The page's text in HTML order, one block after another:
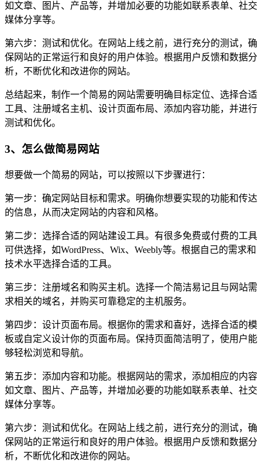
如文章、图片、产品等，并增加必要的功能如联系表单、社交
媒体分享等。
第六步：测试和优化。在网站上线之前，进行充分的测试，确
保网站的正常运行和良好的用户体验。根据用户反馈和数据分
析，不断优化和改进你的网站。
总结起来，制作一个简易的网站需要明确目标定位、选择合适
工具、注册域名主机、设计页面布局、添加内容功能，并进行
测试和优化。
3、怎么做简易网站
想要做一个简易的网站，可以按照以下步骤进行：
第一步：确定网站目标和需求。明确你想要实现的功能和传达
的信息，从而决定网站的内容和风格。
第二步：选择合适的网站建设工具。有很多免费或付费的工具
可供选择，如WordPress、Wix、Weebly等。根据自己的需求和
技术水平选择合适的工具。
第三步：注册域名和购买主机。选择一个简洁易记且与网站需
求相关的域名，并购买可靠稳定的主机服务。
第四步：设计页面布局。根据你的需求和喜好，选择合适的模
板或自定义设计你的页面布局。保持页面简洁明了，使用户能
够轻松浏览和导航。
第五步：添加内容和功能。根据网站的需求，添加相应的内容
如文章、图片、产品等，并增加必要的功能如联系表单、社交
媒体分享等。
第六步：测试和优化。在网站上线之前，进行充分的测试，确
保网站的正常运行和良好的用户体验。根据用户反馈和数据分
析，不断优化和改进你的网站。